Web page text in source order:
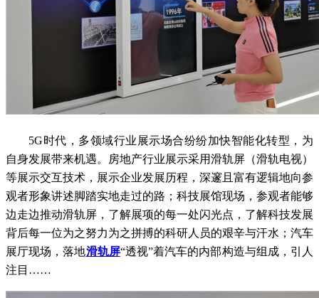
5G时代，多领域行业展示场合纷纷加快智能化转型，为
自身发展带来机遇。房地产行业展示采用滑轨屏（滑轨电视）
等展示交互技术，展示企业发展历程，深邃且富有逻辑地向参
观者形象讲述脚踏实地走过的路；科技展馆现场，参观者能够
边走边推动滑轨屏，了解展项的每一处闪光点，了解科技发展
背后每一位为之努力为之拼搏的科研人员的艰辛与汗水；汽车
展厅现场，落地滑轨屏“透视”着汽车的内部构造与组成，引人
注目……